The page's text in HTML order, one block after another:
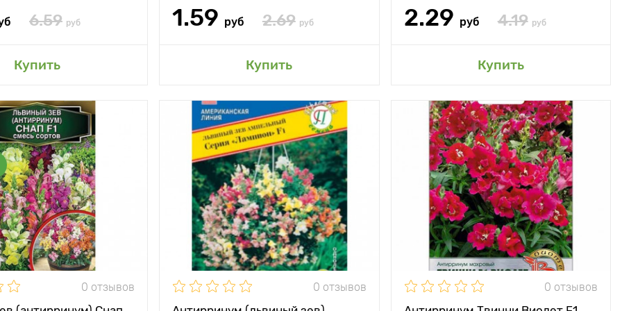
6.59 руб
Купитьв мой сад
1.59 руб 2.69 руб
Купить
Добавить в мой сад
2.29 руб 4.19 руб
Купить
Добавить в мой сад
0 отзывов
Кустики с
множеством
боковых побегов
20 - 25 см
20 х 20 см
солнечное место
0 отзывов
Особенности
Новый сорт в
ампельной форме!
Высота растения 20 - 25 см
Растояние между
растениями
20 x 20 см.
Местоположение солнечное место
0 отзывов
Особенности
поистине прорыв в
селекции!
Высота растения 25 - 30 см
Растояние между
растениями
20 х 20 см
Местоположение солнечное место
Морозостойкость однолетник
Применение
используется для
групповых и